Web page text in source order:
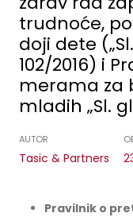
trudnoće,
doji dete
102/2016) i
merama za
mladih „Sl.
AUTOR
Tasic & Partners
Pravilnik o